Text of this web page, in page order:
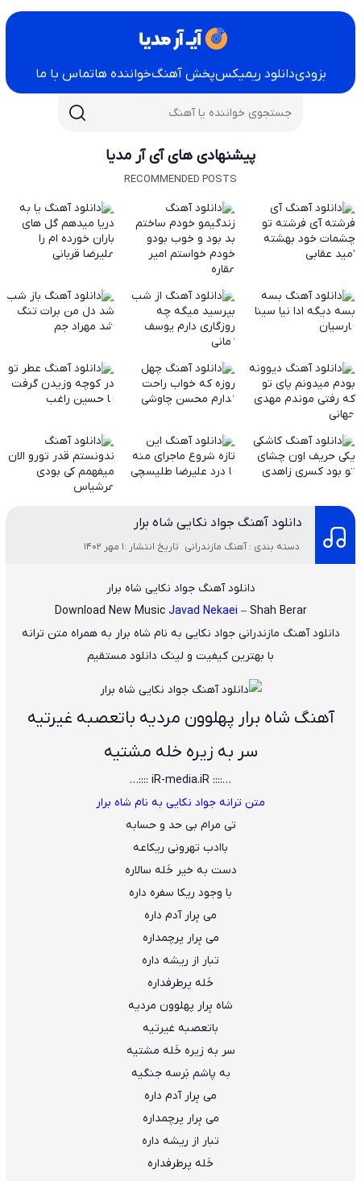
بزودیدانلود ریمیکسپخش آهنگخواننده هاتماس با ما
پیشنهادی های آی آر مدیا
RECOMMENDED POSTS
دانلود آهنگ جواد نکایی شاه برار
دسته بندی : آهنگ مازندرانی تاریخ انتشار :1 مهر 1402
دانلود آهنگ جواد نکایی شاه برار
Download New MusicJavad Nekaei – Shah Berar
دانلود آهنگ مازندرانی جواد نکایی به نام شاه برار به همراه متن ترانه
با بهترین کیفیت و لینک دانلود مستقیم
آهنگ شاه برار پهلوون مردیه باتعصبه غیرتیه
سر به زیره خله مشتیه
…:::: iR-media.iR ::::…
متن ترانه جواد نکایی به نام شاه برار
تی مرام بی حد و حسابه
باادب تهرونی ریکاعه
دست به خیر خَله سالاره
با وجود ریکا سفره داره
می بِرار آدم داره
می بِرار پرچمداره
تبار از ریشه داره
خَله پرطرفداره
شاه بِرار پهلوون مردیه
باتعصبه غیرتیه
سر به زیره خَله مشتیه
به پاشم بَرسه جنگیه
می بِرار آدم داره
می بِرار پرچمداره
تبار از ریشه داره
خَله پرطرفداره